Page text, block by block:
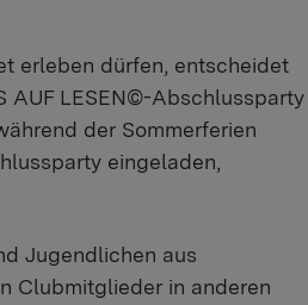
erleben dürfen, entscheidet
AUF LESEN©-Abschlussparty
der Sommerferien
eingeladen,
Jugendlichen aus
Clubmitglieder in anderen